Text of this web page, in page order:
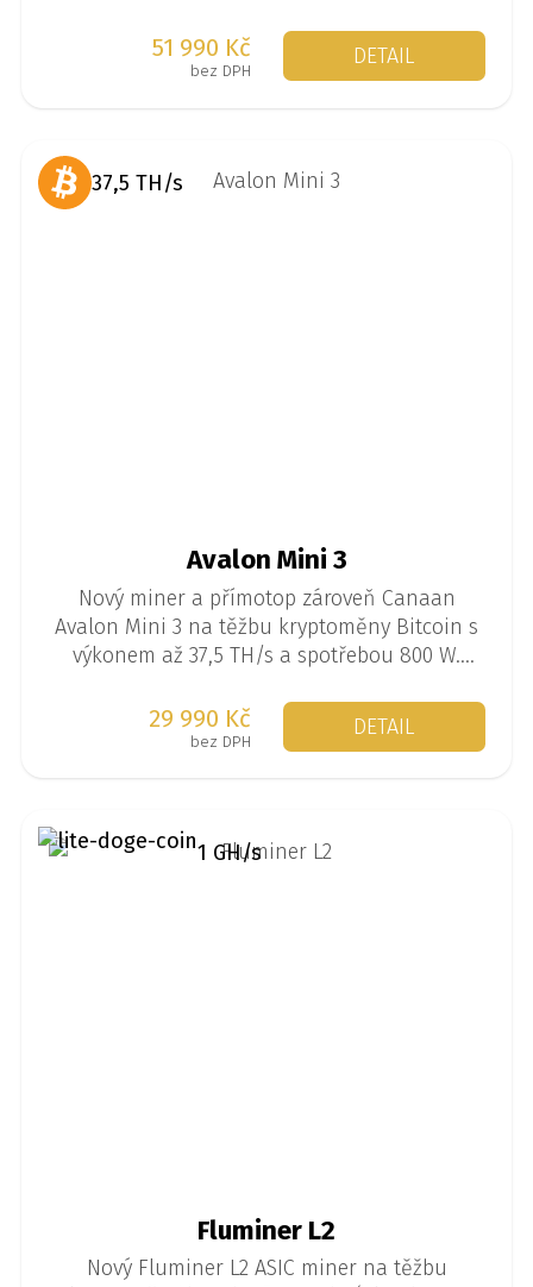
51 990 Kč
bez DPH
DETAIL
Avalon Mini 3
Nový miner a přímotop zároveň Canaan
Avalon Mini 3 na těžbu kryptoměny Bitcoin s
výkonem až 37,5 TH/s a spotřebou 800 W.
zároveň.
29 990 Kč
bez DPH
DETAIL
37,5 TH/s
Fluminer L2
Nový Fluminer L2 ASIC miner na těžbu
1 GH/s